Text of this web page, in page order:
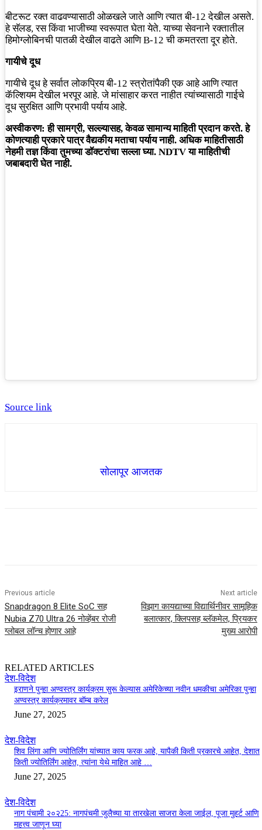
बीटरूट रक्त वाढवण्यासाठी ओळखले जाते आणि त्यात बी-12 देखील असते.
हे सॅलड, रस किंवा भाजीच्या स्वरूपात घेता येते. याच्या सेवनाने रक्तातील
हिमोग्लोबिनची पातळी देखील वाढते आणि B-12 ची कमतरता दूर होते.
गायीचे दूध
गायीचे दूध हे सर्वात लोकप्रिय बी-12 स्त्रोतांपैकी एक आहे आणि त्यात
कॅल्शियम देखील भरपूर आहे. जे मांसाहार करत नाहीत त्यांच्यासाठी गाईचे
दूध सुरक्षित आणि प्रभावी पर्याय आहे.
अस्वीकरण: ही सामग्री, सल्ल्यासह, केवळ सामान्य माहिती प्रदान करते. हे
कोणत्याही प्रकारे पात्र वैद्यकीय मताचा पर्याय नाही. अधिक माहितीसाठी
नेहमी तज्ञ किंवा तुमच्या डॉक्टरांचा सल्ला घ्या. NDTV या माहितीची
जबाबदारी घेत नाही.
Source link
सोलापूर आजतक
Previous article
Snapdragon 8 Elite SoC सह
Nubia Z70 Ultra 26 नोव्हेंबर रोजी
ग्लोबल लॉन्च होणार आहे
Next article
विझाग कायद्याच्या विद्यार्थिनीवर सामूहिक
बलात्कार, क्लिपसह ब्लॅकमेल, प्रियकर
मुख्य आरोपी
RELATED ARTICLES
देश-विदेश
इराणने पुन्हा अण्वस्त्र कार्यक्रम सुरू केल्यास अमेरिकेच्या नवीन धमकीचा अमेरिका पुन्हा
अण्वस्त्र कार्यक्रमावर बॉम्ब करेल
June 27, 2025
देश-विदेश
शिव लिंगा आणि ज्योतिर्लिंग यांच्यात काय फरक आहे, यापैकी किती प्रकारचे आहेत, देशात
किती ज्योतिर्लिंग आहेत, त्यांना येथे माहित आहे …
June 27, 2025
देश-विदेश
नाग पंचामी २०२25: नागपंचमी जुलैच्या या तारखेला साजरा केला जाईल, पूजा मुहर्ट आणि
महत्त्व जाणून घ्या